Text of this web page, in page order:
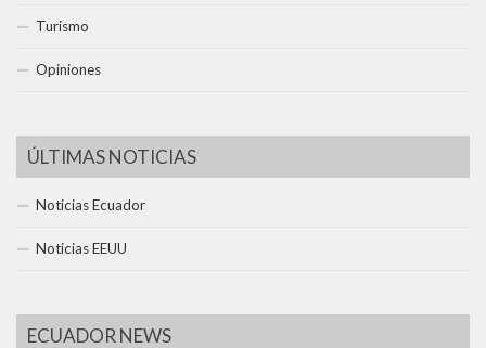
Turismo
Opiniones
ÚLTIMAS NOTICIAS
Noticias Ecuador
Noticias EEUU
ECUADOR NEWS